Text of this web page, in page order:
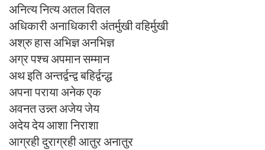
अनित्य नित्य अतल वितल
अधिकारी अनाधिकारी अंतर्मुखी वहिर्मुखी
अश्रु हास अभिज्ञ अनभिज्ञ
अग्र पश्च अपमान सम्मान
अथ इति अन्तर्द्वन्द्व बहिर्द्वन्द्ध
अपना पराया अनेक एक
अवनत उन्न्त अजेय जेय
अदेय देय आशा निराशा
आग्रही दुराग्रही आतुर अनातुर